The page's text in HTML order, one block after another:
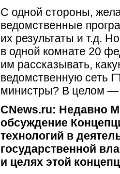
С одной стороны,
ведомственные
их результаты и т.д.
в одной комнате 20
им рассказывать,
ведомственную сеть
министры? В целом —
CNews.ru: Недавно
обсуждение
технологий в
государственной
и целях этой